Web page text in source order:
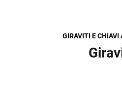
GIRAVITI E CHIAVI